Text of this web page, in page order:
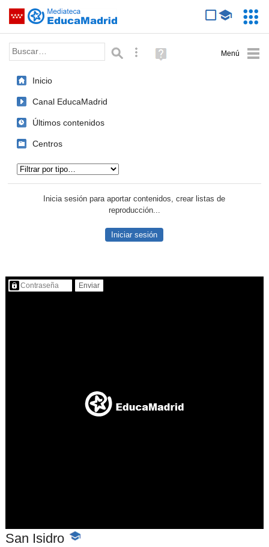
Saltar navegación
Palabra o frase: Búsqueda avanzada
Ayuda
(en
Inicio
Canal EducaMadrid
Últimos contenidos
Centros
Inicia sesión para aportar contenidos, crear listas de
reproducción...
Iniciar sesión
Contenido protegido…
San Isidro -